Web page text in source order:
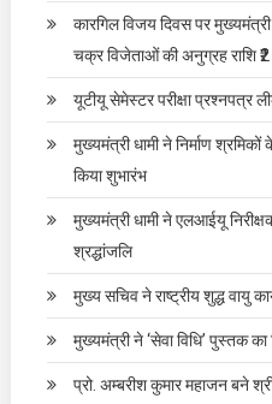
कारगिल विजय दिवस पर मुख्यमंत्री
चक्र विजेताओं की अनुग्रह राशि
यूटीयू सेमेस्टर परीक्षा प्रश्नपत्र
मुख्यमंत्री धामी ने निर्माण
किया शुभारंभ
मुख्यमंत्री धामी ने एलआईयू
श्रद्धांजलि
मुख्य सचिव ने राष्ट्रीय शुद्ध वायु
मुख्यमंत्री ने ‘सेवा विधि’ पुस्तक का
प्रो. अम्बरीश कुमार महाजन बने